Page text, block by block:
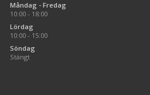
Måndag - Fredag
10:00 - 18:00
Lördag
10:00 - 15:00
Söndag
Stängt